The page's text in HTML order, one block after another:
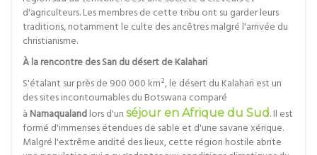
d'agriculteurs. Les membres de cette tribu ont su garder leurs
traditions, notamment le culte des ancêtres malgré l'arrivée du
christianisme.
À la rencontre des San du désert de Kalahari
S'étalant sur près de 900 000 km², le désert du Kalahari est un
des sites incontournables du Botswana comparé
à Namaqualandlors d'un séjour en Afrique du Sud. Il est
formé d'immenses étendues de sable et d'une savane xérique.
Malgré l'extrême aridité des lieux, cette région hostile abrite